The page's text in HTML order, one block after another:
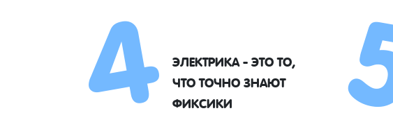
ЭЛЕКТРИКА - ЭТО ТО,
ЧТО ТОЧНО ЗНАЮТ
ФИКСИКИ